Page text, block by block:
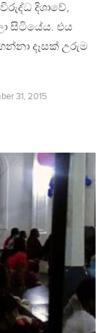
දිශාවේ,
සිටියේය. එය
දෑසක් උරුම
31, 2015